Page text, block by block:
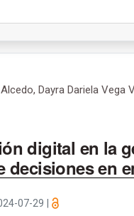
Dayra Dariela Vega
digital en la
decisiones en
07-29 |